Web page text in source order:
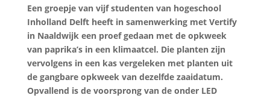
Een groepje van vijf studenten van hogeschool
Inholland Delft heeft in samenwerking met Vertify
in Naaldwijk een proef gedaan met de opkweek
van paprika’s in een klimaatcel. Die planten zijn
vervolgens in een kas vergeleken met planten uit
de gangbare opkweek van dezelfde zaaidatum.
Opvallend is de voorsprong van de onder LED